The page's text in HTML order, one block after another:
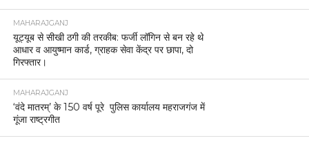
MAHARAJGANJ
यूट्यूब से सीखी ठगी की तरकीब: फर्जी लॉगिन से बन रहे थे
आधार व आयुष्मान कार्ड, ग्राहक सेवा केंद्र पर छापा, दो
गिरफ्तार।
MAHARAJGANJ
‘वंदे मातरम्’ के 150 वर्ष पूरे पुलिस कार्यालय महराजगंज में
गूंजा राष्ट्रगीत